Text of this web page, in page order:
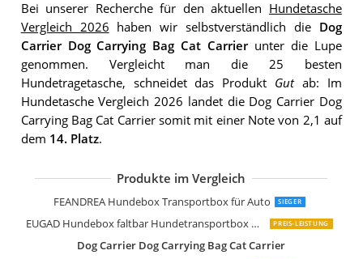
Bei unserer Recherche für den aktuellen Hundetasche
Vergleich 2026 haben wir selbstverständlich die Dog
Carrier Dog Carrying Bag Cat Carrierunter die Lupe
genommen. Vergleicht man die 25 besten
Hundetragetasche, schneidet das Produkt Gutab: Im
Hundetasche Vergleich 2026 landet die Dog Carrier Dog
Carrying Bag Cat Carrier somit mit einer Note von 2,1 auf
dem 14. Platz.
Produkte im Vergleich
FEANDREA Hundebox Transportbox für Auto SIEGER
EUGAD Hundebox faltbar Hundetransportbox Auto Transportbox PREIS-LEISTUNG
Dog Carrier Dog Carrying Bag Cat Carrier
Lucky Lamb Cloudscout Faltbare
PET VIOLET PetViolet Transportbox
Hunter Barcelona Tragetasche
PETTOM Oxford Haustier
Petsfit Hunde Carriers
BoutiqueZOO Hundetasche
HobbyDog Hundetragetasche
Groß Transporttasche Hundetasche
HUNTER Los Angeles Tragebeutel
HAPPY HACHI Petcomer Haustier